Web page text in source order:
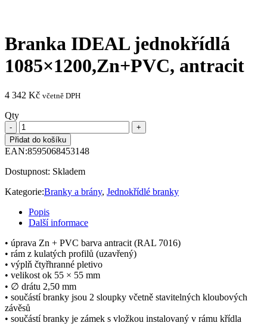
Branka IDEAL jednokřídlá
1085×1200,Zn+PVC, antracit
4 342 Kč včetně DPH
Qty
Přidat do košíku
EAN:8595068453148
Dostupnost: Skladem
Kategorie:Branky a brány, Jednokřídlé branky
Popis
Další informace
• úprava Zn + PVC barva antracit (RAL 7016)
• rám z kulatých profilů (uzavřený)
• výplň čtyřhranné pletivo
• velikost ok 55 × 55 mm
• ∅ drátu 2,50 mm
• součástí branky jsou 2 sloupky včetně stavitelných kloubových
závěsů
• součástí branky je zámek s vložkou instalovaný v rámu křídla